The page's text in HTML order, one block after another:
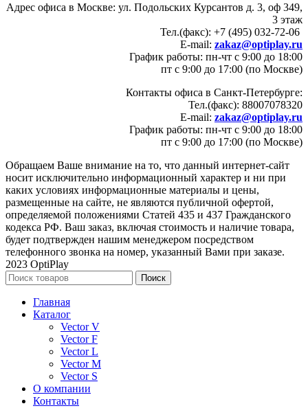
Адрес офиса в Москве: ул. Подольских Курсантов д. 3, оф 349,
3 этаж
Тел.(факс): +7 (495) 032-72-06
E-mail: zakaz@optiplay.ru
График работы: пн-чт с 9:00 до 18:00
пт с 9:00 до 17:00 (по Москве)
Контакты офиса в Санкт-Петербурге:
Тел.(факс): 88007078320
E-mail: zakaz@optiplay.ru
График работы: пн-чт с 9:00 до 18:00
пт с 9:00 до 17:00 (по Москве)
Обращаем Ваше внимание на то, что данный интернет-сайт
носит исключительно информационный характер и ни при
каких условиях информационные материалы и цены,
размещенные на сайте, не являются публичной офертой,
определяемой положениями Статей 435 и 437 Гражданского
кодекса РФ. Ваш заказ, включая стоимость и наличие товара,
будет подтвержден нашим менеджером посредством
телефонного звонка на номер, указанный Вами при заказе.
2023 OptiPlay
Поиск
Главная
Каталог
Vector V
Vector F
Vector L
Vector M
Vector S
О компании
Контакты